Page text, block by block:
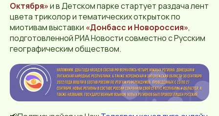
Октября»и в Детском парке стартует раздача лент
цвета триколор и тематических открыток по
миотивам выставки «Донбасс и Новороссия»,
подготовленной РИА Новости совместно с Русским
географическим обществом.